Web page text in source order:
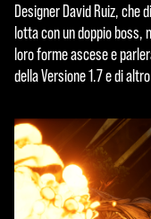
Designer David Ruiz, che
lotta con un doppio boss,
loro forme ascese e
della Versione 1.7 e di